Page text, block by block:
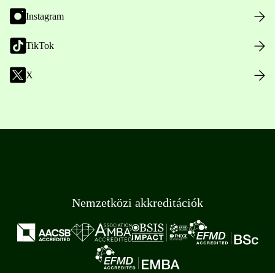
Instagram
TikTok
X
Nemzetközi akkreditációk